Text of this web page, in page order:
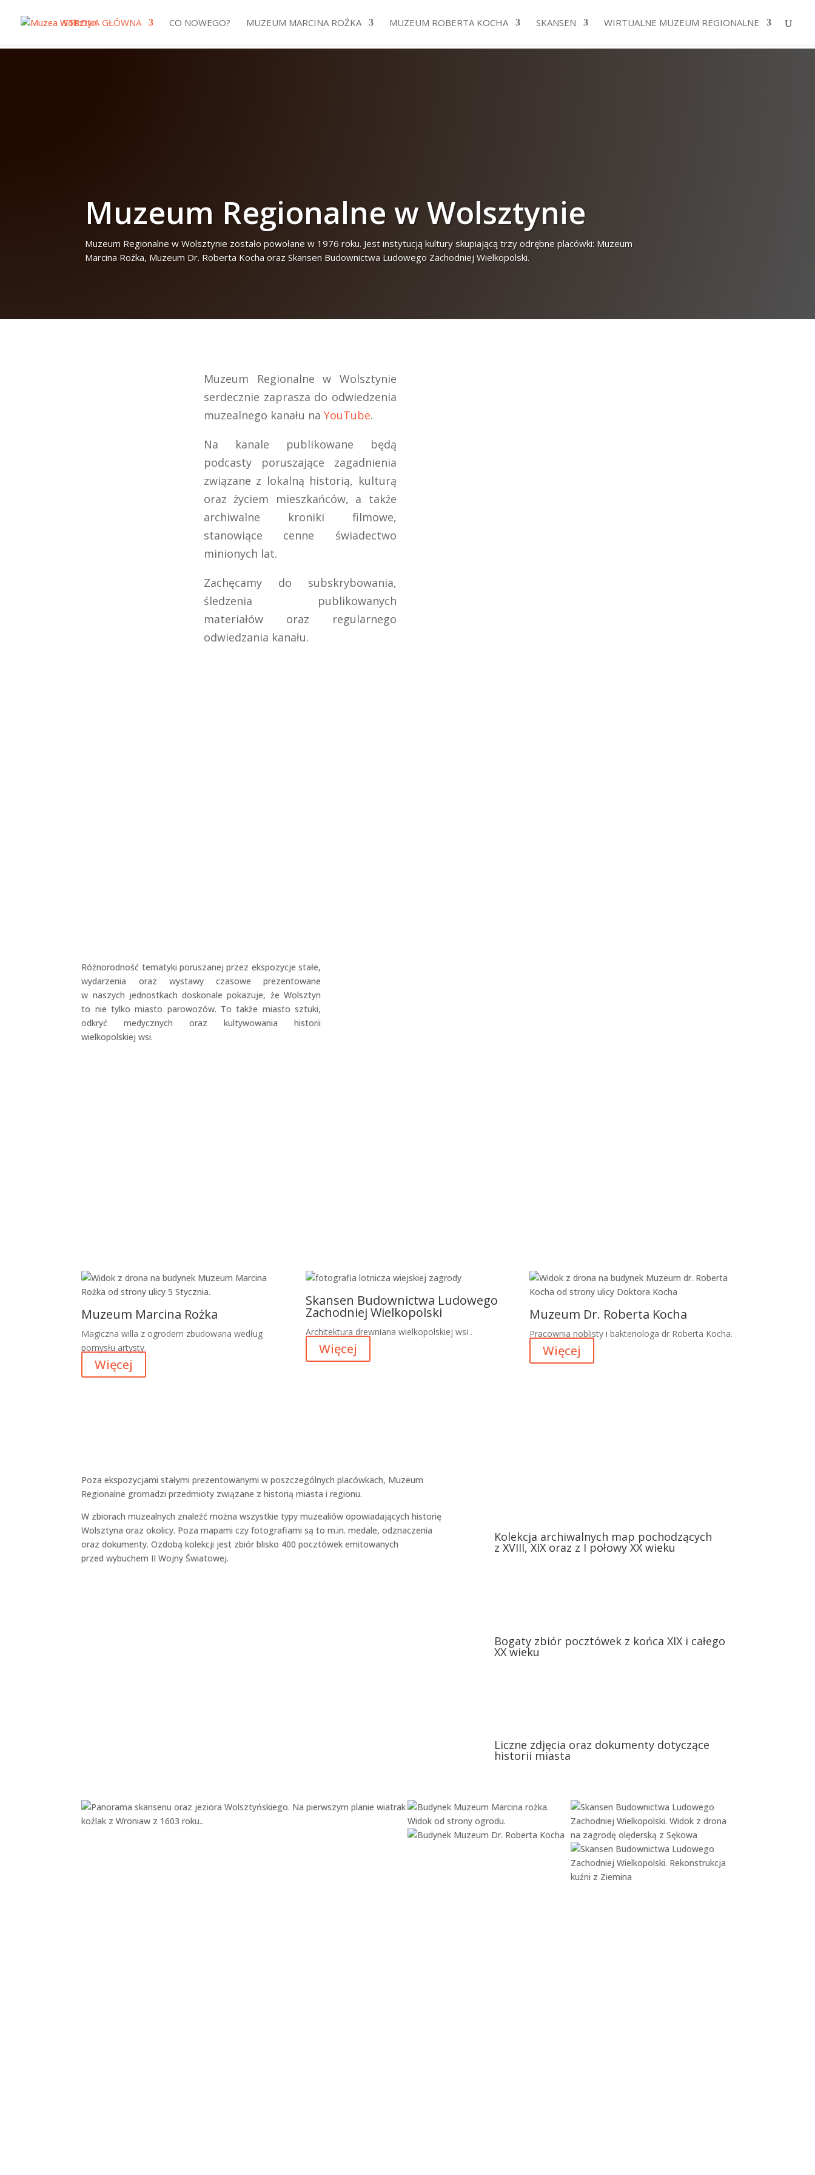
STRONA GŁÓWNA CO NOWEGO? MUZEUM MARCINA ROŻKA MUZEUM ROBERTA KOCHA SKANSEN WIRTUALNE MUZEUM REGIONALNE
Muzeum Regionalne w Wolsztynie
Muzeum Regionalne w Wolsztynie zostało powołane w 1976 roku. Jest instytucją kultury skupiającą trzy odrębne placówki: Muzeum
Marcina Rożka, Muzeum Dr. Roberta Kocha oraz Skansen Budownictwa Ludowego Zachodniej Wielkopolski.
Muzeum Regionalne w Wolsztynie
serdecznie zaprasza do odwiedzenia
muzealnego kanału na YouTube.
Na kanale publikowane będą
podcasty poruszające zagadnienia
związane z lokalną historią, kulturą
oraz życiem mieszkańców, a także
archiwalne kroniki filmowe,
stanowiące cenne świadectwo
minionych lat.
Zachęcamy do subskrybowania,
śledzenia publikowanych
materiałów oraz regularnego
odwiedzania kanału.
o
s
t
a
K
a
0
m
n
e
Różnorodność tematyki poruszanej przez ekspozycje stałe,
wydarzenia oraz wystawy czasowe prezentowane
w naszych jednostkach doskonale pokazuje, że Wolsztyn
to nie tylko miasto parowozów. To także miasto sztuki,
odkryć medycznych oraz kultywowania historii
wielkopolskiej wsi.
Muzeum Marcina Rożka
Magiczna willa z ogrodem zbudowana według
pomysłu artysty.
Więcej
Skansen Budownictwa Ludowego
Zachodniej Wielkopolski
Architektura drewniana wielkopolskiej wsi .
Więcej
Muzeum Dr. Roberta Kocha
Pracownia noblisty i bakteriologa dr Roberta Kocha.
Więcej
Poza ekspozycjami stałymi prezentowanymi w poszczególnych placówkach, Muzeum
Regionalne gromadzi przedmioty związane z historią miasta i regionu.
W zbiorach muzealnych znaleźć można wszystkie typy muzealiów opowiadających historię
Wolsztyna oraz okolicy. Poza mapami czy fotografiami są to m.in. medale, odznaczenia
oraz dokumenty. Ozdobą kolekcji jest zbiór blisko 400 pocztówek emitowanych
przed wybuchem II Wojny Światowej.
Kolekcja archiwalnych map pochodzących
z XVIII, XIX oraz z I połowy XX wieku
Bogaty zbiór pocztówek z końca XIX i całego
XX wieku
Liczne zdjęcia oraz dokumenty dotyczące
historii miasta